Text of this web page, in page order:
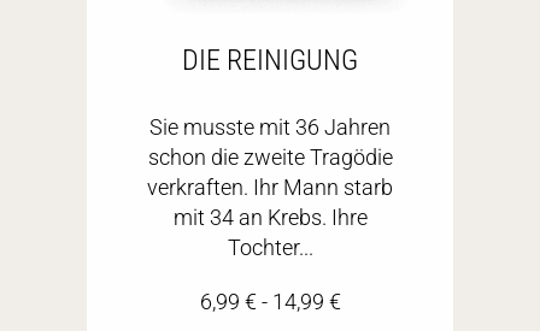
DIE REINIGUNG
Sie musste mit 36 Jahren
schon die zweite Tragödie
verkraften. Ihr Mann starb
mit 34 an Krebs. Ihre
Tochter...
6,99 € - 14,99 €